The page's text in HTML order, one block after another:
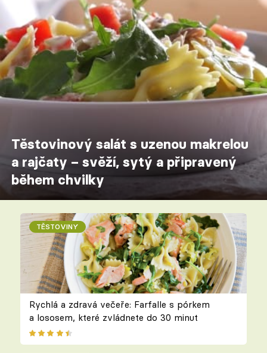
Těstovinový salát s uzenou makrelou
a rajčaty – svěží, sytý a připravený
během chvilky
TĚSTOVINY
Rychlá a zdravá večeře: Farfalle s pórkem
a lososem, které zvládnete do 30 minut